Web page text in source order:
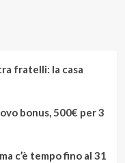
fratelli: la casa
bonus, 500€ per 3
c’è tempo fino al 31